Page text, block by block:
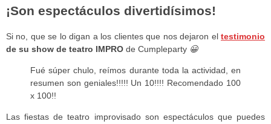
¡Son espectáculos divertidísimos!
Si no, que se lo digan a los clientes que nos dejaron el testimonio
de su show de teatro IMPRO de Cumpleparty 😀
Fué súper chulo, reímos durante toda la actividad, en
resumen son geniales!!!!! Un 10!!!! Recomendado 100
x 100!!
Las fiestas de teatro improvisado son espectáculos que puedes